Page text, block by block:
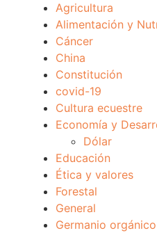
Agricultura
Alimentación y
Cáncer
China
Constitución
covid-19
Cultura ecuestre
Economía y
Dólar
Educación
Ética y valores
Forestal
General
Germanio orgánico